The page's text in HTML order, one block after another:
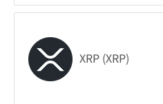
XRP (XRP)